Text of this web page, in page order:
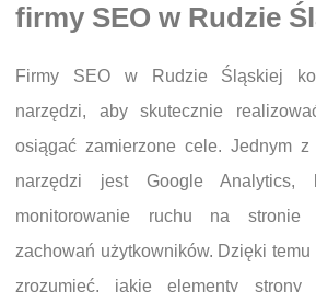
firmy SEO w Rudzie
Firmy SEO w Rudzie Śląskiej
narzędzi, aby skutecznie
osiągać zamierzone cele. Jednym z
narzędzi jest Google Analytics,
monitorowanie ruchu na stronie
zachowań użytkowników. Dzięki
zrozumieć, jakie elementy strony